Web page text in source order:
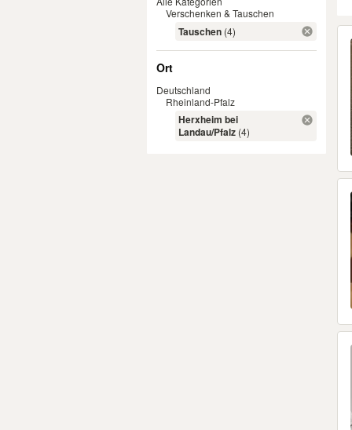
Verschenken & Tauschen
Tauschen (4)
Ort
Deutschland
Rheinland-Pfalz
Herxheim bei
Landau/Pfalz (4)